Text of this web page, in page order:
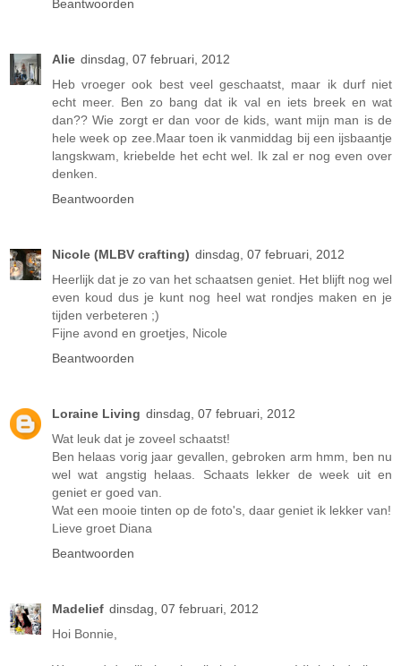
Beantwoorden
Alie dinsdag, 07 februari, 2012
Heb vroeger ook best veel geschaatst, maar ik durf niet
echt meer. Ben zo bang dat ik val en iets breek en wat
dan?? Wie zorgt er dan voor de kids, want mijn man is de
hele week op zee.Maar toen ik vanmiddag bij een ijsbaantje
langskwam, kriebelde het echt wel. Ik zal er nog even over
denken.
Beantwoorden
Nicole (MLBV crafting) dinsdag, 07 februari, 2012
Heerlijk dat je zo van het schaatsen geniet. Het blijft nog wel
even koud dus je kunt nog heel wat rondjes maken en je
tijden verbeteren ;)
Fijne avond en groetjes, Nicole
Beantwoorden
Loraine Living dinsdag, 07 februari, 2012
Wat leuk dat je zoveel schaatst!
Ben helaas vorig jaar gevallen, gebroken arm hmm, ben nu
wel wat angstig helaas. Schaats lekker de week uit en
geniet er goed van.
Wat een mooie tinten op de foto's, daar geniet ik lekker van!
Lieve groet Diana
Beantwoorden
Madelief dinsdag, 07 februari, 2012
Hoi Bonnie,